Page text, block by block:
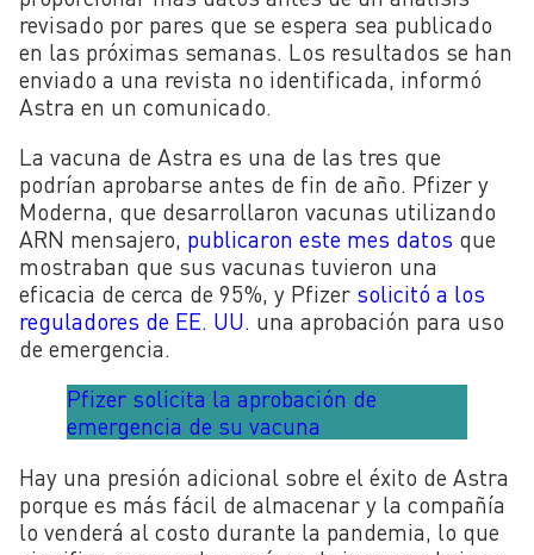
revisado por pares que se espera sea publicado
en las próximas semanas. Los resultados se han
enviado a una revista no identificada, informó
Astra en un comunicado.
La vacuna de Astra es una de las tres que
podrían aprobarse antes de fin de año. Pfizer y
Moderna, que desarrollaron vacunas utilizando
ARN mensajero, publicaron este mes datos que
mostraban que sus vacunas tuvieron una
eficacia de cerca de 95%, y Pfizer solicitó a los
reguladores de EE. UU. una aprobación para uso
de emergencia.
Pfizer solicita la aprobación de
emergencia de su vacuna
Hay una presión adicional sobre el éxito de Astra
porque es más fácil de almacenar y la compañía
lo venderá al costo durante la pandemia, lo que